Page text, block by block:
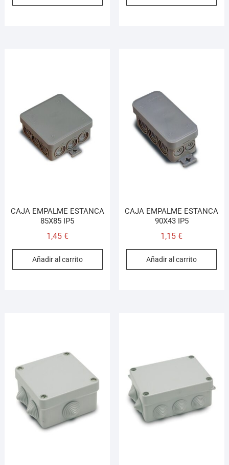
CAJA EMPALME ESTANCA
85X85 IP5
1,45 €
Añadir al carrito
CAJA EMPALME ESTANCA
90X43 IP5
1,15€
Añadir al carrito